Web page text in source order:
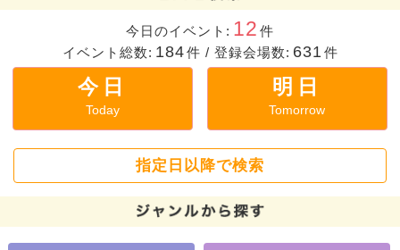
今日のイベント: 12 件
イベント総数: 184件 / 登録会場数: 631 件
今日
Today
明日
Tomorrow
指定日以降で検索